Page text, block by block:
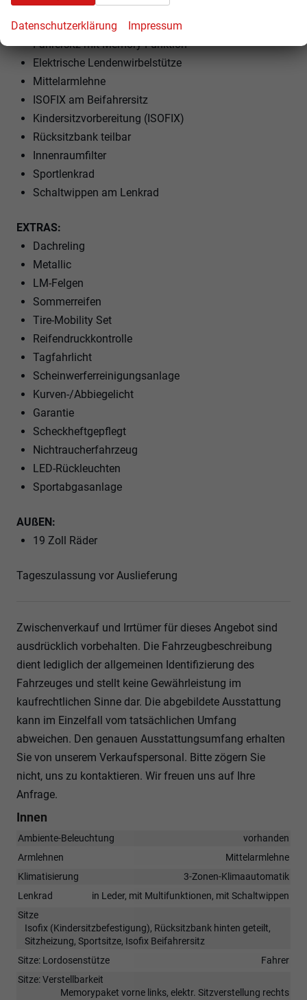
Ambiente-Beleuchtung
Vordersitze höhenverstellbar
Fahrersitz mit Memory-Funktion
Elektrische Lendenwirbelstütze
Mittelarmlehne
ISOFIX am Beifahrersitz
Kindersitzvorbereitung (ISOFIX)
Rücksitzbank teilbar
Innenraumfilter
Sportlenkrad
Schaltwippen am Lenkrad
EXTRAS:
Dachreling
Metallic
LM-Felgen
Sommerreifen
Tire-Mobility Set
Reifendruckkontrolle
Tagfahrlicht
Scheinwerferreinigungsanlage
Kurven-/Abbiegelicht
Garantie
Scheckheftgepflegt
Nichtraucherfahrzeug
LED-Rückleuchten
Sportabgasanlage
AUßEN:
19 Zoll Räder
Tageszulassung vor Auslieferung
Zwischenverkauf und Irrtümer für dieses Angebot sind
ausdrücklich vorbehalten. Die Fahrzeugbeschreibung
dient lediglich der allgemeinen Identifizierung des
Fahrzeuges und stellt keine Gewährleistung im
kaufrechtlichen Sinne dar. Die abgebildete Ausstattung
kann im Einzelfall vom tatsächlichen Umfang
abweichen. Den genauen Ausstattungsumfang erhalten
Sie von unserem Verkaufspersonal. Bitte zögern Sie
nicht, uns zu kontaktieren. Wir freuen uns auf Ihre
Anfrage.
Innen
Ambiente-Beleuchtung
vorhanden
Armlehnen
Mittelarmlehne
Klimatisierung
3-Zonen-Klimaautomatik
Lenkrad
in Leder, mit Multifunktionen, mit Schaltwippen
Sitze
Isofix (Kindersitzbefestigung), Rücksitzbank hinten geteilt,
Sitzheizung, Sportsitze, Isofix Beifahrersitz
Sitze: Lordosenstütze
Fahrer
Sitze: Verstellbarkeit
Memorypaket vorne links, elektr. Sitzverstellung rechts
Datenschutzerklärung Impressum